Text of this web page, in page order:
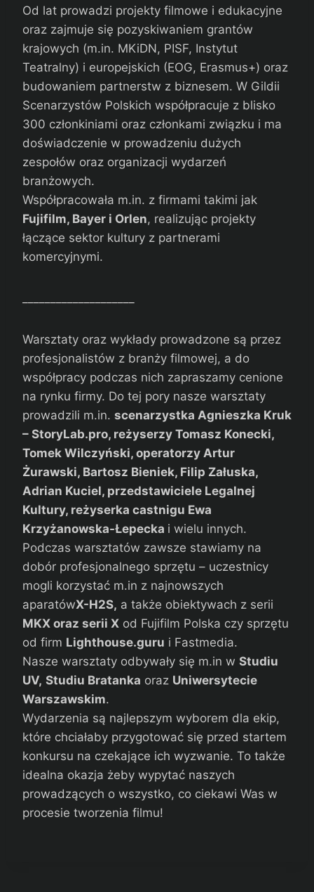
Od lat prowadzi projekty filmowe i edukacyjne
oraz zajmuje się pozyskiwaniem grantów
krajowych (m.in. MKiDN, PISF, Instytut
Teatralny) i europejskich (EOG, Erasmus+) oraz
budowaniem partnerstw z biznesem. W Gildii
Scenarzystów Polskich współpracuje z blisko
300 członkiniami oraz członkami związku i ma
doświadczenie w prowadzeniu dużych
zespołów oraz organizacji wydarzeń
branżowych.
Współpracowała m.in. z firmami takimi jak
Fujifilm, Bayer i Orlen, realizując projekty
łączące sektor kultury z partnerami
komercyjnymi.
Warsztaty oraz wykłady prowadzone są przez
profesjonalistów z branży filmowej, a do
współpracy podczas nich zapraszamy cenione
na rynku firmy. Do tej pory nasze warsztaty
prowadzili m.in. scenarzystka Agnieszka Kruk
– StoryLab.pro, reżyserzy Tomasz Konecki,
Tomek Wilczyński, operatorzy Artur
Żurawski, Bartosz Bieniek, Filip Załuska,
Adrian Kuciel, przedstawiciele Legalnej
Kultury, reżyserka castnigu Ewa
Krzyżanowska-Łepecka i wielu innych.
Podczas warsztatów zawsze stawiamy na
dobór profesjonalnego sprzętu – uczestnicy
mogli korzystać m.in z najnowszych
aparatówX-H2S, a także obiektywach z serii
MKX oraz serii X od Fujifilm Polska czy sprzętu
od firm Lighthouse.guru i Fastmedia.
Nasze warsztaty odbywały się m.in w Studiu
UV, Studiu Bratanka oraz Uniwersytecie
Warszawskim.
Wydarzenia są najlepszym wyborem dla ekip,
które chciałaby przygotować się przed startem
konkursu na czekające ich wyzwanie. To także
idealna okazja żeby wypytać naszych
prowadzących o wszystko, co ciekawi Was w
procesie tworzenia filmu!